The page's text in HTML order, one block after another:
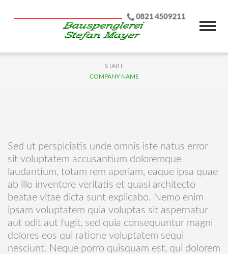
START
COMPANY NAME
Sed ut perspiciatis unde omnis iste natus error
sit voluptatem accusantium doloremque
laudantium, totam rem aperiam, eaque ipsa quae
ab illo inventore veritatis et quasi architecto
beatae vitae dicta sunt explicabo. Nemo enim
ipsam voluptatem quia voluptas sit aspernatur
aut odit aut fugit, sed quia consequuntur magni
dolores eos qui ratione voluptatem sequi
nesciunt. Neque porro quisquam est, qui dolorem